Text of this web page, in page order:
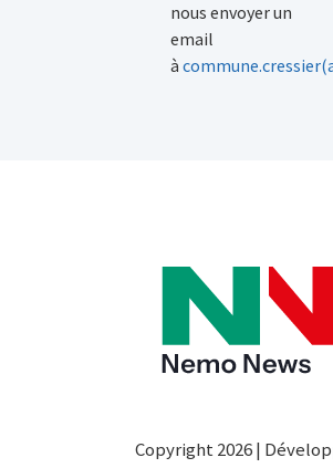
nous envoyer un
email
à
Copyright 2026 |